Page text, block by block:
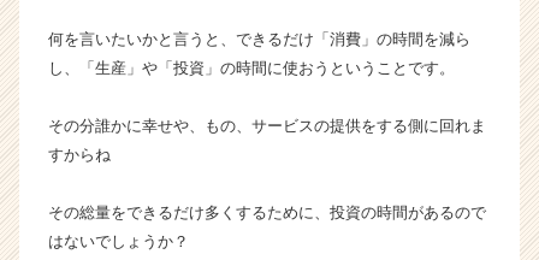
何を言いたいかと言うと、できるだけ「消費」の時間を減ら
し、「生産」や「投資」の時間に使おうということです。
その分誰かに幸せや、もの、サービスの提供をする側に回れま
すからね
その総量をできるだけ多くするために、投資の時間があるので
はないでしょうか？